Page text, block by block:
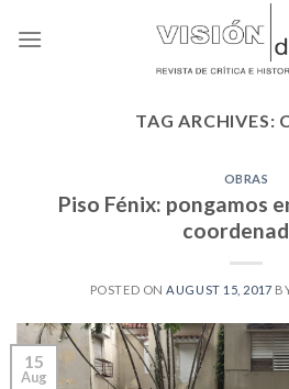
TAG ARCHIVES:
OBRAS
Piso Fénix: pongamos
POSTED ON AUGUST 15, 2017
15
Aug